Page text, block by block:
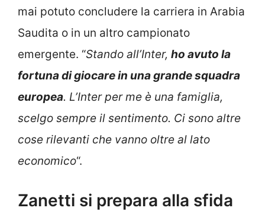
mai potuto concludere la carriera in Arabia
Saudita o in un altro campionato
emergente. “Stando all’Inter, ho avuto la
fortuna di giocare in una grande squadra
europea. L’Inter per me è una famiglia,
scelgo sempre il sentimento. Ci sono altre
cose rilevanti che vanno oltre al lato
economico“.
Zanetti si prepara alla sfida